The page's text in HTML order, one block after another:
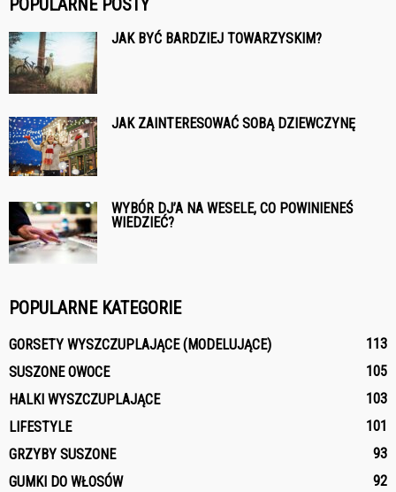
POPULARNE POSTY
JAK BYĆ BARDZIEJ TOWARZYSKIM?
JAK ZAINTERESOWAĆ SOBĄ DZIEWCZYNĘ
WYBÓR DJ’A NA WESELE, CO POWINIENEŚ
WIEDZIEĆ?
POPULARNE KATEGORIE
GORSETY WYSZCZUPLAJĄCE (MODELUJĄCE)
113
SUSZONE OWOCE
105
HALKI WYSZCZUPLAJĄCE
103
LIFESTYLE
101
GRZYBY SUSZONE
93
GUMKI DO WŁOSÓW
92